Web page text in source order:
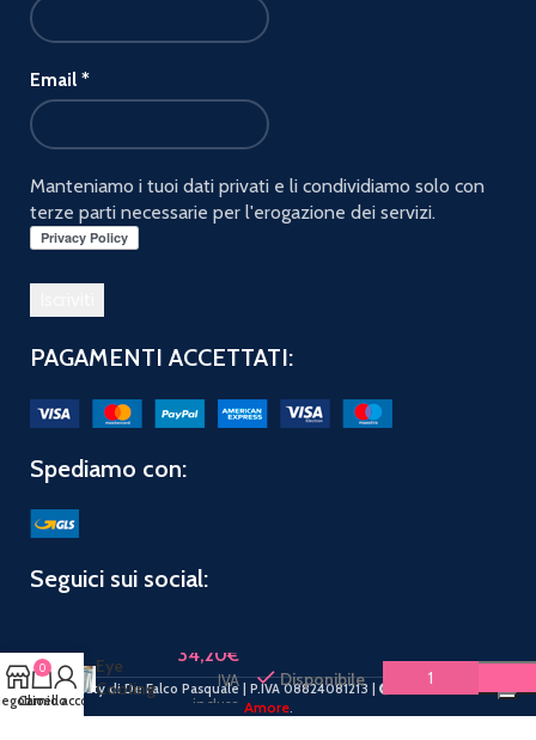
Email *
Manteniamo i tuoi dati privati e li condividiamo solo con
terze parti necessarie per l'erogazione dei servizi.
PAGAMENTI ACCETTATI:
Spediamo con:
Seguici sui social:
PuntoBeauty di De Falco Pasquale | P.IVA 08824081213 | 2019 CREATO CON
Amore.
ESTEE
Eye
Cooling
Anti-
34,20€
IVA
inclusa
Disponibile
0
Carrello
Il mio account